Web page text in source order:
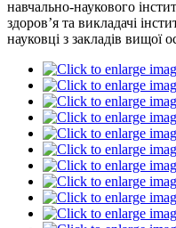
навчально-наукового
здоров’я та викладачі
науковці з закладів вищої